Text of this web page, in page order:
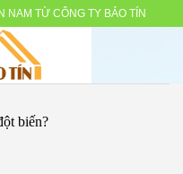
NAM TỪ CÔNG TY BẢO TÍN